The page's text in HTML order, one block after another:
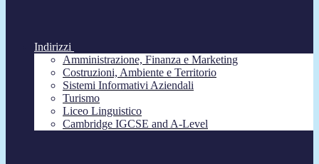
Indirizzi
Amministrazione, Finanza e Marketing
Costruzioni, Ambiente e Territorio
Sistemi Informativi Aziendali
Turismo
Liceo Linguistico
Cambridge IGCSE and A-Level